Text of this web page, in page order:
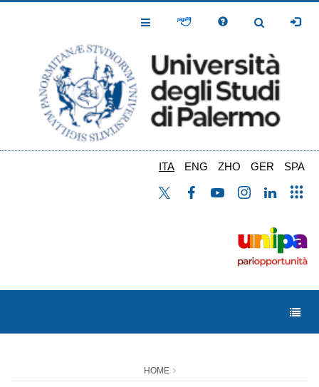
Toggle
Toggle
ITA ENG ZHO GER SPA
HOME